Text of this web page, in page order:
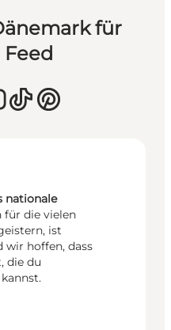
für
nationale
für die vielen
ist
wir hoffen, dass
die du